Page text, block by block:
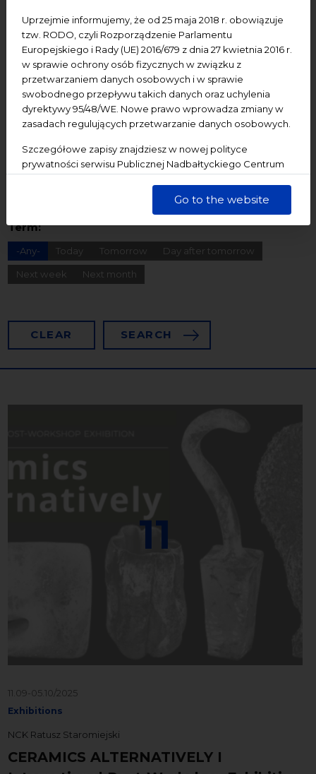
Uprzejmie informujemy, że od 25 maja 2018 r. obowiązuje
tzw. RODO, czyli Rozporządzenie Parlamentu
Europejskiego i Rady (UE) 2016/679 z dnia 27 kwietnia 2016 r.
w sprawie ochrony osób fizycznych w związku z
przetwarzaniem danych osobowych i w sprawie
swobodnego przepływu takich danych oraz uchylenia
dyrektywy 95/48/WE. Nowe prawo wprowadza zmiany w
zasadach regulujących przetwarzanie danych osobowych.
Szczegółowe zapisy znajdziesz w nowej polityce
prywatności serwisu Publicznej Nadbałtyckiego Centrum
dane są przetwarzane w sposób bezpieczny, z należytą
Go to the website
Konferencje
Literatura Online
oprowadzanie
oświadczenie
Podcast Pomerania
Pomorze
Warsztaty
wydarzenia bezpłatne
wydarzenia płatne
wydarzenie dostępne
Wydarzenie zewnętrzne
Wykład
Spotkania
Koncerty Wystawy Edukacja Badania
Starting date
Term:
-Any- Today Tomorrow Day after tomorrow
Next week Next month
CLEAR SEARCH
11
11.09-05.10/2025
Exhibitions
NCK Ratusz Staromiejski
CERAMICS ALTERNATIVELY I